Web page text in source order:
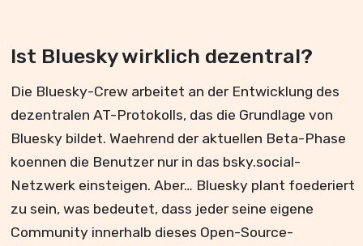
Ist Bluesky wirklich dezentral?
Die Bluesky-Crew arbeitet an der Entwicklung des
dezentralen AT-Protokolls, das die Grundlage von
Bluesky bildet. Waehrend der aktuellen Beta-Phase
koennen die Benutzer nur in das bsky.social-
Netzwerk einsteigen. Aber… Bluesky plant foederiert
zu sein, was bedeutet, dass jeder seine eigene
Community innerhalb dieses Open-Source-